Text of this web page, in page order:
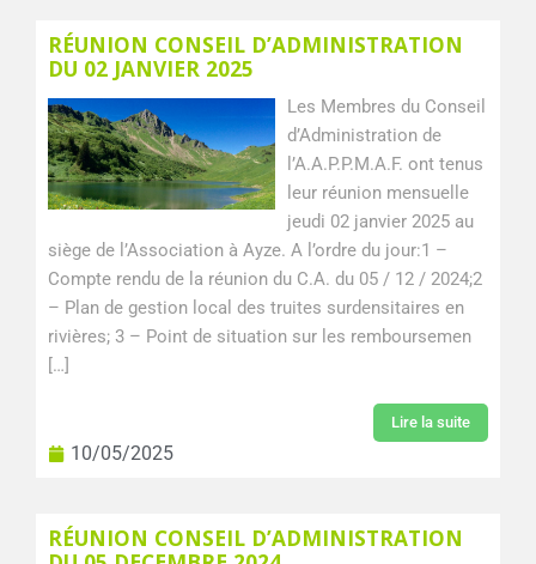
RÉUNION CONSEIL D’ADMINISTRATION
DU 02 JANVIER 2025
Les Membres du Conseil
d’Administration de
l’A.A.P.P.M.A.F. ont tenus
leur réunion mensuelle
jeudi 02 janvier 2025 au
siège de l’Association à Ayze. A l’ordre du jour:1 –
Compte rendu de la réunion du C.A. du 05 / 12 / 2024;2
– Plan de gestion local des truites surdensitaires en
rivières; 3 – Point de situation sur les remboursemen
[…]
Lire la suite
10/05/2025
RÉUNION CONSEIL D’ADMINISTRATION